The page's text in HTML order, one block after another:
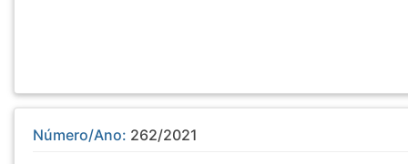
Número/Ano: 262/2021